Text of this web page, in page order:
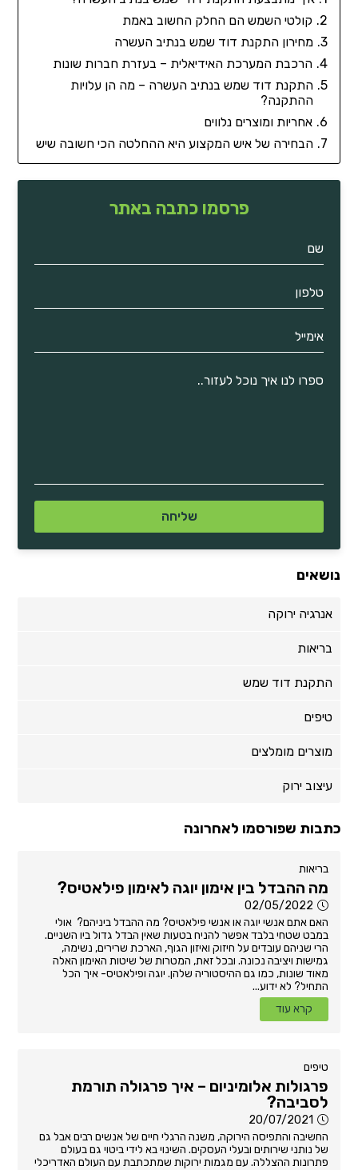
קולטי השמש הם החלק החשוב באמת
מחירון התקנת דוד שמש בנתיב העשרה
הרכבת המערכת האידיאלית – בעזרת חברות שונות
התקנת דוד שמש בנתיב העשרה – מה הן עלויות
ההתקנה?
אחריות ומוצרים נלווים
הבחירה של איש המקצוע היא ההחלטה הכי חשובה שיש
פרסמו כתבה באתר
נושאים
אנרגיה ירוקה
בריאות
התקנת דוד שמש
טיפים
מוצרים מומלצים
עיצוב ירוק
כתבות שפורסמו לאחרונה
בריאות
מה ההבדל בין אימון יוגה לאימון פילאטיס?
02/05/2022
האם אתם אנשי יוגה או אנשי פילאטיס? מה ההבדל ביניהם? אולי
במבט שטחי בלבד אפשר להניח בטעות שאין הבדל גדול ביו השניים.
הרי שניהם עובדים על חיזוק ואיזון הגוף, הארכת שרירים, נשימה,
גמישות ויציבה נכונה. ובכל זאת, המטרות של שיטות האימון האלה
מאוד שונות, כמו גם ההיסטוריה שלהן. יוגה ופילאטיס- איך הכל
התחיל? לא ידוע...
קרא עוד
טיפים
פרגולות אלומיניום – איך פרגולה תורמת
לסביבה?
20/07/2021
החשיבה והתפיסה הירוקה, משנה הרגלי חיים של אנשים רבים אבל גם
של נותני שירותים ובעלי העסקים. השינוי בא לידי ביטוי גם בעולם
פתרונות ההצללה. עם מגמות ירוקות שמתכתבת עם העולם האדריכלי